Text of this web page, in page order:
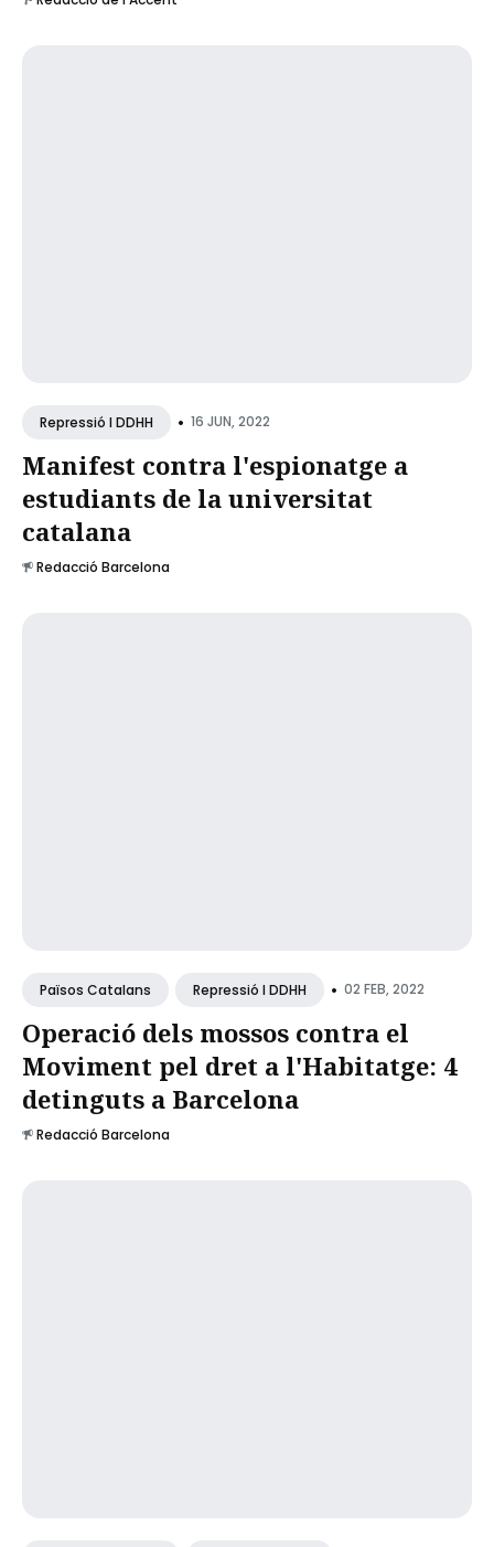
Repressió I DDHH • 16 JUN, 2022
Manifest contra l'espionatge a
estudiants de la universitat
catalana
Redacció Barcelona
Països Catalans Repressió I DDHH • 02 FEB, 2022
Operació dels mossos contra el
Moviment pel dret a l'Habitatge: 4
detinguts a Barcelona
Redacció Barcelona